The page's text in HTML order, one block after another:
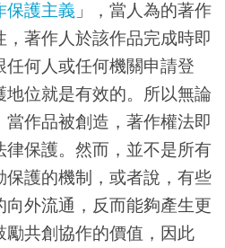
保護主義 」，當人為的著作
著作人於該作品完成時即
何人或任何機關申請登
位就是有效的。所以無論
作品被創造，著作權法即
保護。然而，並不是所有
護的機制，或者說，有些
外流通，反而能夠產生更
共創協作的價值，因此